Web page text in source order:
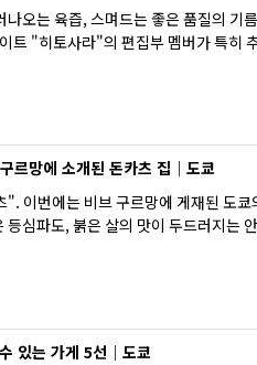
오는 육즙, 스며드는 좋은 품질의 기
트 "히토사라"의 편집부 멤버가 특히
르망에 소개된 돈카츠 집｜도쿄
이번에는 비브 구르망에 게재된 도쿄
심파도, 붉은 살의 맛이 두드러지는
있는 가게 5선｜도쿄